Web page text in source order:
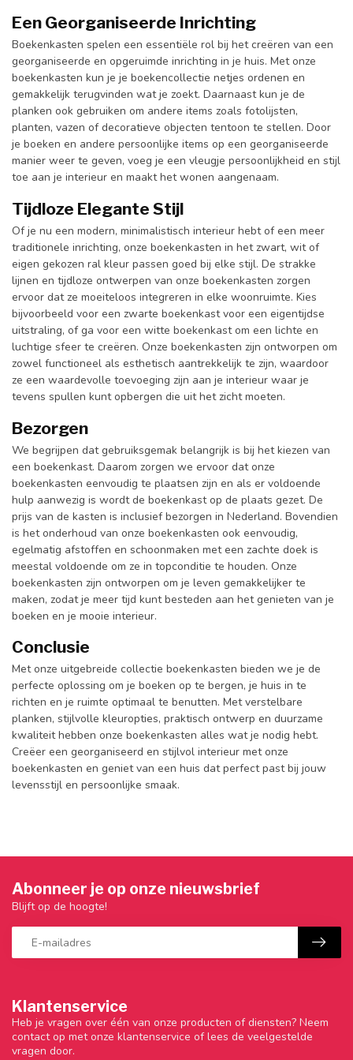
Een Georganiseerde Inrichting
Boekenkasten spelen een essentiële rol bij het creëren van een
georganiseerde en opgeruimde inrichting in je huis. Met onze
boekenkasten kun je je boekencollectie netjes ordenen en
gemakkelijk terugvinden wat je zoekt. Daarnaast kun je de
planken ook gebruiken om andere items zoals fotolijsten,
planten, vazen of decoratieve objecten tentoon te stellen. Door
je boeken en andere persoonlijke items op een georganiseerde
manier weer te geven, voeg je een vleugje persoonlijkheid en stijl
toe aan je interieur en maakt het wonen aangenaam.
Tijdloze Elegante Stijl
Of je nu een modern, minimalistisch interieur hebt of een meer
traditionele inrichting, onze boekenkasten in het zwart, wit of
eigen gekozen ral kleur passen goed bij elke stijl. De strakke
lijnen en tijdloze ontwerpen van onze boekenkasten zorgen
ervoor dat ze moeiteloos integreren in elke woonruimte. Kies
bijvoorbeeld voor een zwarte boekenkast voor een eigentijdse
uitstraling, of ga voor een witte boekenkast om een lichte en
luchtige sfeer te creëren. Onze boekenkasten zijn ontworpen om
zowel functioneel als esthetisch aantrekkelijk te zijn, waardoor
ze een waardevolle toevoeging zijn aan je interieur waar je
tevens spullen kunt opbergen die uit het zicht moeten.
Bezorgen
We begrijpen dat gebruiksgemak belangrijk is bij het kiezen van
een boekenkast. Daarom zorgen we ervoor dat onze
boekenkasten eenvoudig te plaatsen zijn en als er voldoende
hulp aanwezig is wordt de boekenkast op de plaats gezet. De
prijs van de kasten is inclusief bezorgen in Nederland. Bovendien
is het onderhoud van onze boekenkasten ook eenvoudig,
egelmatig afstoffen en schoonmaken met een zachte doek is
meestal voldoende om ze in topconditie te houden. Onze
boekenkasten zijn ontworpen om je leven gemakkelijker te
maken, zodat je meer tijd kunt besteden aan het genieten van je
boeken en je mooie interieur.
Conclusie
Met onze uitgebreide collectie boekenkasten bieden we je de
perfecte oplossing om je boeken op te bergen, je huis in te
richten en je ruimte optimaal te benutten. Met verstelbare
planken, stijlvolle kleuropties, praktisch ontwerp en duurzame
kwaliteit hebben onze boekenkasten alles wat je nodig hebt.
Creëer een georganiseerd en stijlvol interieur met onze
boekenkasten en geniet van een huis dat perfect past bij jouw
levensstijl en persoonlijke smaak.
Klantenservice
Heb je vragen over één van onze producten of diensten? Neem
contact op met onze klantenservice of lees de veelgestelde
vragen door.
Abonneer je op onze nieuwsbrief
Blijft op de hoogte!